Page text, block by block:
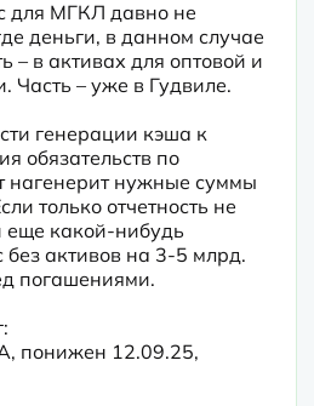
для МГКЛ давно не
деньги, в данном случае
– в активах для оптовой и
Часть – уже в Гудвиле.
генерации кэша к
обязательств по
нагенерит нужные суммы
только отчетность не
еще какой-нибудь
активов на 3-5 млрд.
погашениями.
понижен 12.09.25,